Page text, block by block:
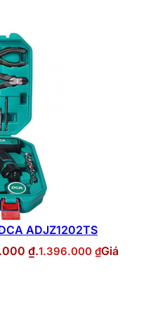
ADJZ1202TS
₫.1.396.000 ₫Giá